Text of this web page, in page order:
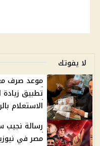
لا يفوتك
تطبيق
الاستعلام
رسالة نجيب
مصر في